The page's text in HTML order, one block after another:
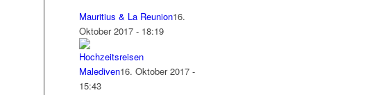
Mauritius & La Reunion16.
Oktober 2017 - 18:19
Malediven16. Oktober 2017 -
15:43